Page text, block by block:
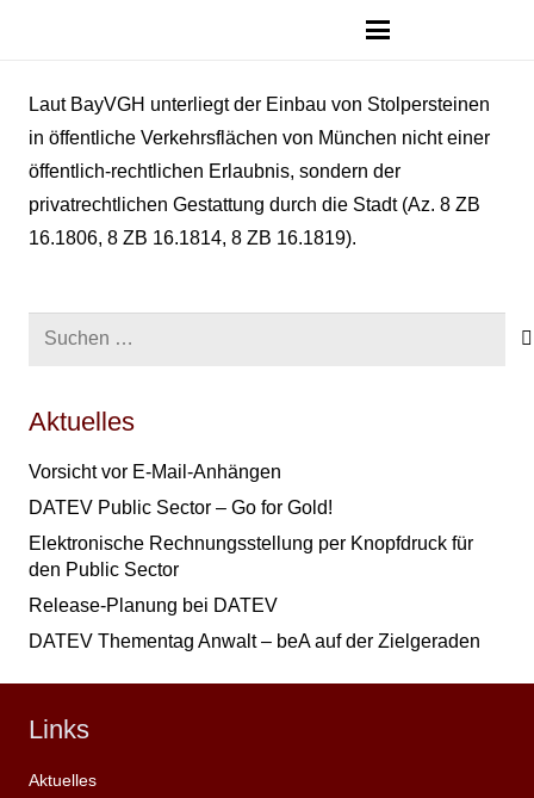
Laut BayVGH unterliegt der Einbau von Stolpersteinen
in öffentliche Verkehrsflächen von München nicht einer
öffentlich-rechtlichen Erlaubnis, sondern der
privatrechtlichen Gestattung durch die Stadt (Az. 8 ZB
16.1806, 8 ZB 16.1814, 8 ZB 16.1819).
Suchen
Aktuelles
Vorsicht vor E-Mail-Anhängen
DATEV Public Sector – Go for Gold!
Elektronische Rechnungsstellung per Knopfdruck für
den Public Sector
Release-Planung bei DATEV
DATEV Thementag Anwalt – beA auf der Zielgeraden
Links
Aktuelles